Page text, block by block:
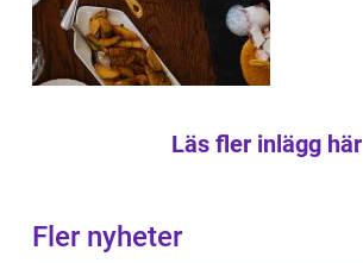
Läs fler inlägg här
Fler nyheter